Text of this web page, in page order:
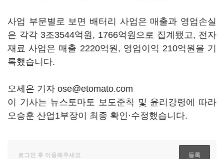
사업 부문별로 보면 배터리 사업은 매출과 영업손실
은 각각 3조3544억원, 1766억원으로 집계됐고, 전자
재료 사업은 매출 2220억원, 영업이익 210억원을 기
록했습니다.
오세은 기자 ose@etomato.com
이 기사는 뉴스토마토 보도준칙 및 윤리강령에 따라
오승훈 산업1부장이 최종 확인·수정했습니다.